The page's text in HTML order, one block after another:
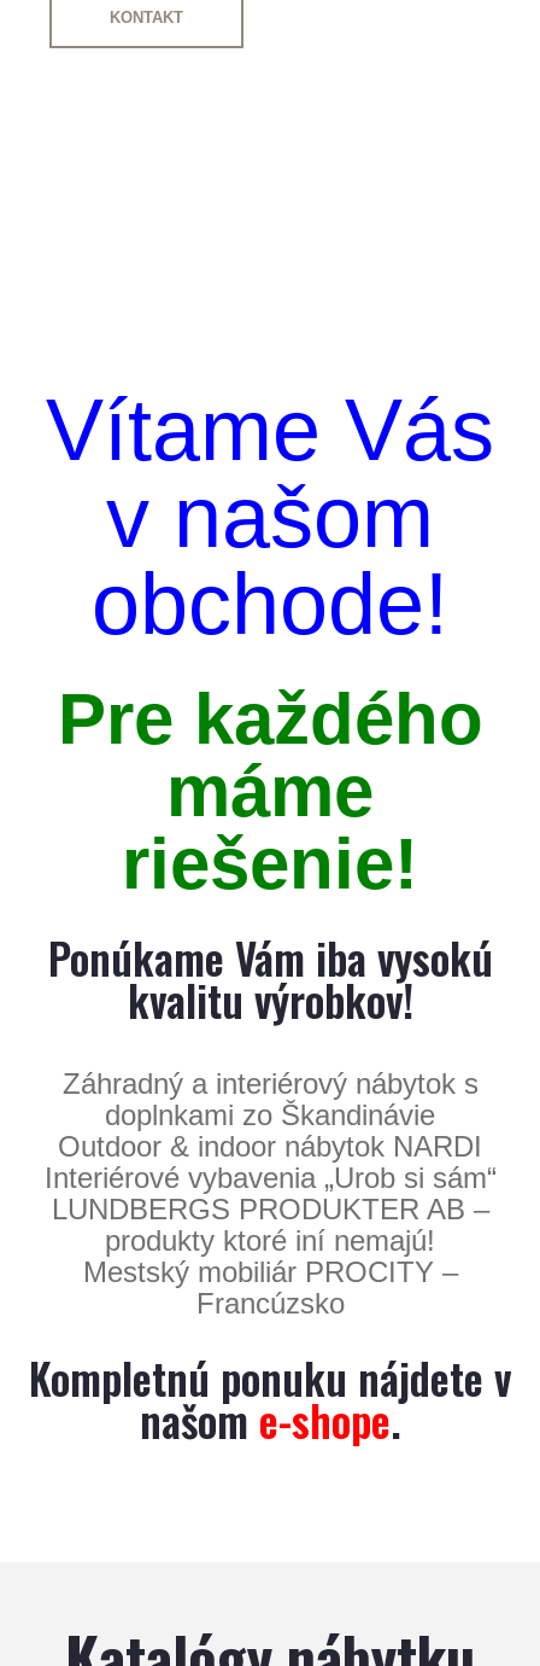
KONTAKT
Vítame Vás
v našom
obchode!
Pre každého
máme
riešenie!
Ponúkame Vám iba vysokú
kvalitu výrobkov!
Záhradný a interiérový nábytok s
doplnkami zo Škandinávie
Outdoor & indoor nábytok NARDI
Interiérové vybavenia „Urob si sám“
LUNDBERGS PRODUKTER AB –
produkty ktoré iní nemajú!
Mestský mobiliár PROCITY –
Francúzsko
Kompletnú ponuku nájdete v
našom e-shope.